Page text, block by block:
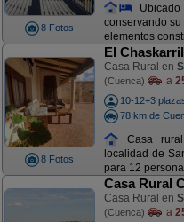
8 Fotos
conservando
elementos
8 Fotos
El
Casa Rural en
(Cuenca) a
10-12+3
78 km de
Casa
localidad de
para 12
Casa Rural
Casa Rural en
(Cuenca) a